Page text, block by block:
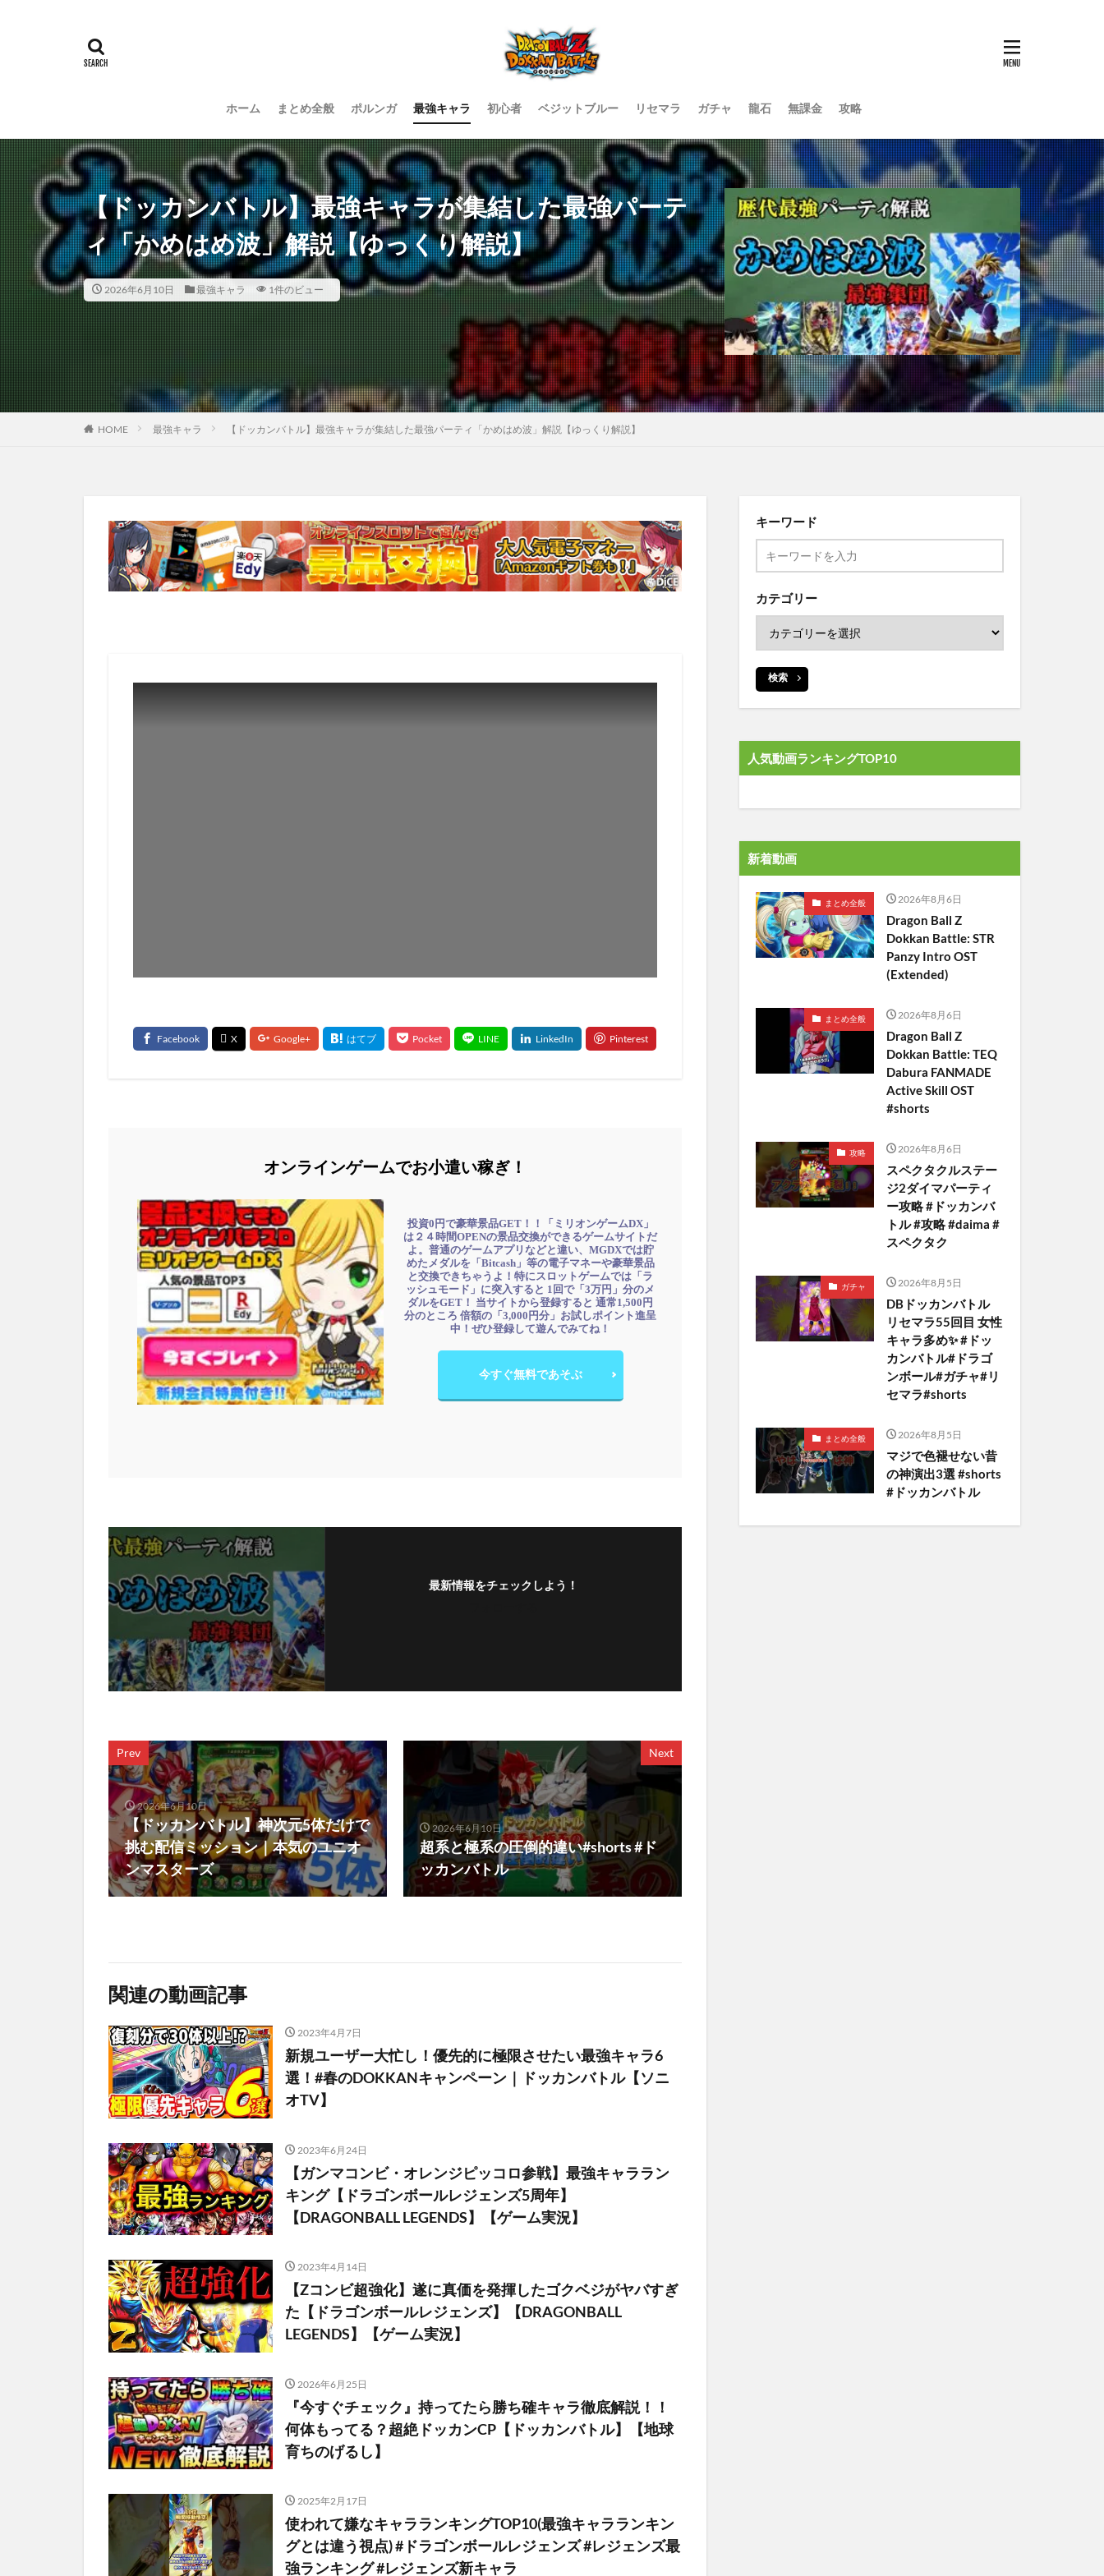
ホーム まとめ全般 ポルンガ 最強キャラ 初心者 ベジットブルー リセマラ ガチャ 龍石 無課金 攻略
【ドッカンバトル】最強キャラが集結した最強パーテ
ィ「かめはめ波」解説【ゆっくり解説】
2026年6月10日 最強キャラ 1件のビュー
HOME 最強キャラ 【ドッカンバトル】最強キャラが集結した最強パーティ「かめはめ波」解説【ゆっくり解説】
オンラインゲームでお小遣い稼ぎ！
投資0円で豪華景品GET！！「ミリオンゲームDX」
は２４時間OPENの景品交換ができるゲームサイトだ
よ。普通のゲームアプリなどと違い、MGDXでは貯
めたメダルを「Bitcash」等の電子マネーや豪華景品
と交換できちゃうよ！特にスロットゲームでは「ラ
ッシュモード」に突入すると 1回で「3万円」分のメ
ダルをGET！ 当サイトから登録すると 通常1,500円
分のところ 倍額の「3,000円分」お試しポイント進呈
中！ぜひ登録して遊んでみてね！
今すぐ無料であそぶ
最新情報をチェックしよう！
Prev
2026年6月10日
【ドッカンバトル】神次元5体だけで
挑む配信ミッション｜本気のユニオ
ンマスターズ
Next
2026年6月10日
超系と極系の圧倒的違い#shorts #ド
ッカンバトル
関連の動画記事
2023年4月7日
新規ユーザー大忙し！優先的に極限させたい最強キャラ6
選！#春のDOKKANキャンペーン｜ドッカンバトル【ソニ
オTV】
2023年6月24日
【ガンマコンビ・オレンジピッコロ参戦】最強キャララン
キング【ドラゴンボールレジェンズ5周年】
【DRAGONBALL LEGENDS】【ゲーム実況】
2023年4月14日
【Zコンビ超強化】遂に真価を発揮したゴクベジがヤバすぎ
た【ドラゴンボールレジェンズ】【DRAGONBALL
LEGENDS】【ゲーム実況】
2026年6月25日
『今すぐチェック』持ってたら勝ち確キャラ徹底解説！！
何体もってる？超絶ドッカンCP【ドッカンバトル】【地球
育ちのげるし】
2025年2月17日
使われて嫌なキャラランキングTOP10(最強キャラランキン
グとは違う視点) #ドラゴンボールレジェンズ #レジェンズ最
強ランキング #レジェンズ新キャラ
キーワード
カテゴリー
検索
人気動画ランキングTOP10
新着動画
まとめ全般 2026年8月6日
Dragon Ball Z
Dokkan Battle: STR
Panzy Intro OST
(Extended)
まとめ全般 2026年8月6日
Dragon Ball Z
Dokkan Battle: TEQ
Dabura FANMADE
Active Skill OST
#shorts
攻略 2026年8月6日
スペクタクルステー
ジ2ダイマパーティ
ー攻略 #ドッカンバ
トル #攻略 #daima #
スペクタク
ガチャ 2026年8月5日
DBドッカンバトル
リセマラ55回目 女性
キャラ多め✨️ #ドッ
カンバトル#ドラゴ
ンボール#ガチャ#リ
セマラ#shorts
まとめ全般 2026年8月5日
マジで色褪せない昔
の神演出3選 #shorts
#ドッカンバトル